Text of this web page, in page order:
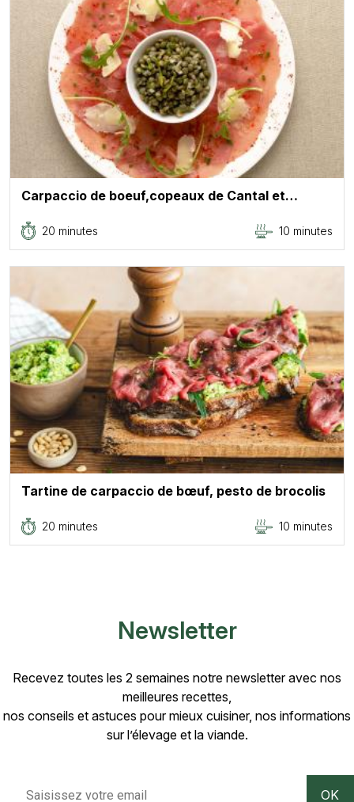
Carpaccio de boeuf,copeaux de Cantal et…
20 minutes 10 minutes
Tartine de carpaccio de bœuf, pesto de brocolis
20 minutes 10 minutes
Newsletter
Recevez toutes les 2 semaines notre newsletter avec nos
meilleures recettes,
nos conseils et astuces pour mieux cuisiner, nos informations
sur l’élevage et la viande.